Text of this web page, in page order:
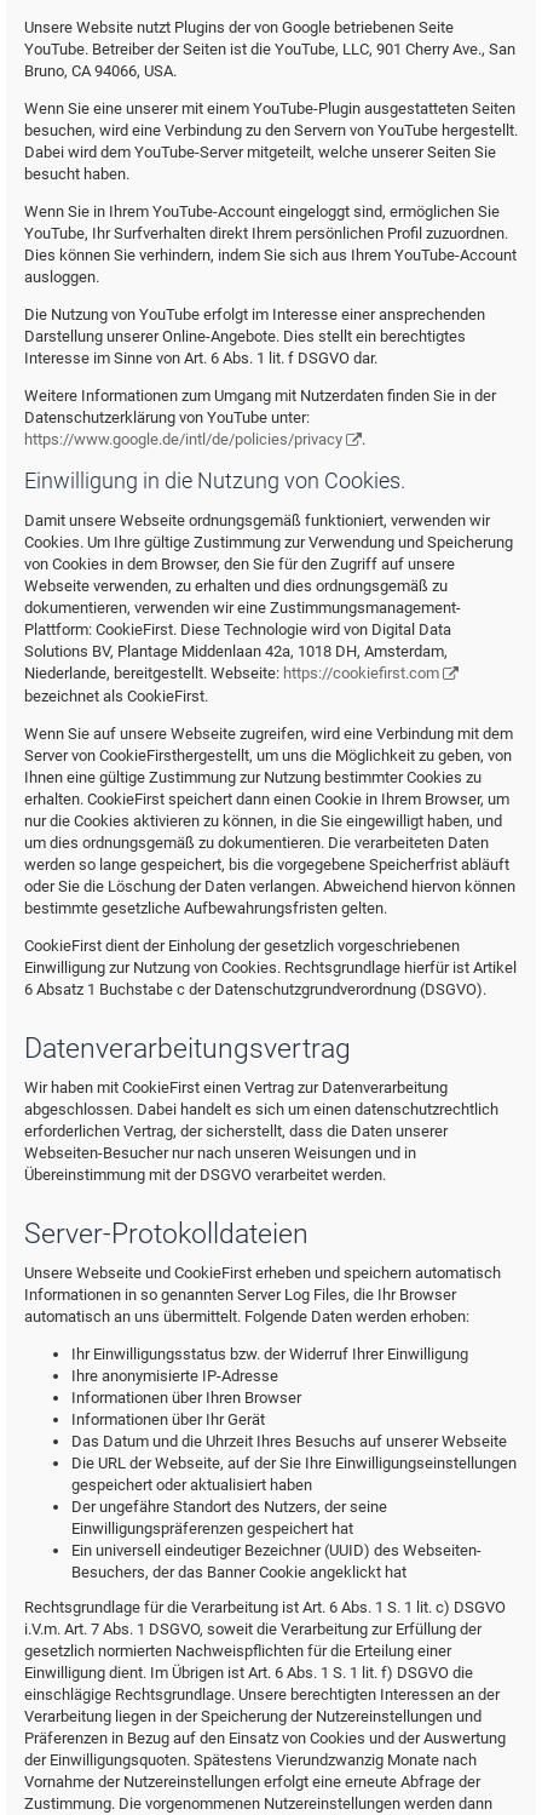
Unsere Website nutzt Plugins der von Google betriebenen Seite
YouTube. Betreiber der Seiten ist die YouTube, LLC, 901 Cherry Ave., San
Bruno, CA 94066, USA.
Wenn Sie eine unserer mit einem YouTube-Plugin ausgestatteten Seiten
besuchen, wird eine Verbindung zu den Servern von YouTube hergestellt.
Dabei wird dem YouTube-Server mitgeteilt, welche unserer Seiten Sie
besucht haben.
Wenn Sie in Ihrem YouTube-Account eingeloggt sind, ermöglichen Sie
YouTube, Ihr Surfverhalten direkt Ihrem persönlichen Profil zuzuordnen.
Dies können Sie verhindern, indem Sie sich aus Ihrem YouTube-Account
ausloggen.
Die Nutzung von YouTube erfolgt im Interesse einer ansprechenden
Darstellung unserer Online-Angebote. Dies stellt ein berechtigtes
Interesse im Sinne von Art. 6 Abs. 1 lit. f DSGVO dar.
Weitere Informationen zum Umgang mit Nutzerdaten finden Sie in der
Datenschutzerklärung von YouTube unter:
https://www.google.de/intl/de/policies/privacy
.
Einwilligung in die Nutzung von Cookies.
Damit unsere Webseite ordnungsgemäß funktioniert, verwenden wir
Cookies. Um Ihre gültige Zustimmung zur Verwendung und Speicherung
von Cookies in dem Browser, den Sie für den Zugriff auf unsere
Webseite verwenden, zu erhalten und dies ordnungsgemäß zu
dokumentieren, verwenden wir eine Zustimmungsmanagement-
Plattform: CookieFirst. Diese Technologie wird von Digital Data
Solutions BV, Plantage Middenlaan 42a, 1018 DH, Amsterdam,
Niederlande, bereitgestellt. Webseite: https://cookiefirst.com
bezeichnet als CookieFirst.
Wenn Sie auf unsere Webseite zugreifen, wird eine Verbindung mit dem
Server von CookieFirsthergestellt, um uns die Möglichkeit zu geben, von
Ihnen eine gültige Zustimmung zur Nutzung bestimmter Cookies zu
erhalten. CookieFirst speichert dann einen Cookie in Ihrem Browser, um
nur die Cookies aktivieren zu können, in die Sie eingewilligt haben, und
um dies ordnungsgemäß zu dokumentieren. Die verarbeiteten Daten
werden so lange gespeichert, bis die vorgegebene Speicherfrist abläuft
oder Sie die Löschung der Daten verlangen. Abweichend hiervon können
bestimmte gesetzliche Aufbewahrungsfristen gelten.
CookieFirst dient der Einholung der gesetzlich vorgeschriebenen
Einwilligung zur Nutzung von Cookies. Rechtsgrundlage hierfür ist Artikel
6 Absatz 1 Buchstabe c der Datenschutzgrundverordnung (DSGVO).
Datenverarbeitungsvertrag
Wir haben mit CookieFirst einen Vertrag zur Datenverarbeitung
abgeschlossen. Dabei handelt es sich um einen datenschutzrechtlich
erforderlichen Vertrag, der sicherstellt, dass die Daten unserer
Webseiten-Besucher nur nach unseren Weisungen und in
Übereinstimmung mit der DSGVO verarbeitet werden.
Server-Protokolldateien
Unsere Webseite und CookieFirst erheben und speichern automatisch
Informationen in so genannten Server Log Files, die Ihr Browser
automatisch an uns übermittelt. Folgende Daten werden erhoben:
Ihr Einwilligungsstatus bzw. der Widerruf Ihrer Einwilligung
Ihre anonymisierte IP-Adresse
Informationen über Ihren Browser
Informationen über Ihr Gerät
Das Datum und die Uhrzeit Ihres Besuchs auf unserer Webseite
Die URL der Webseite, auf der Sie Ihre Einwilligungseinstellungen
gespeichert oder aktualisiert haben
Der ungefähre Standort des Nutzers, der seine
Einwilligungspräferenzen gespeichert hat
Ein universell eindeutiger Bezeichner (UUID) des Webseiten-
Besuchers, der das Banner Cookie angeklickt hat
Rechtsgrundlage für die Verarbeitung ist Art. 6 Abs. 1 S. 1 lit. c) DSGVO
i.V.m. Art. 7 Abs. 1 DSGVO, soweit die Verarbeitung zur Erfüllung der
gesetzlich normierten Nachweispflichten für die Erteilung einer
Einwilligung dient. Im Übrigen ist Art. 6 Abs. 1 S. 1 lit. f) DSGVO die
einschlägige Rechtsgrundlage. Unsere berechtigten Interessen an der
Verarbeitung liegen in der Speicherung der Nutzereinstellungen und
Präferenzen in Bezug auf den Einsatz von Cookies und der Auswertung
der Einwilligungsquoten. Spätestens Vierundzwanzig Monate nach
Vornahme der Nutzereinstellungen erfolgt eine erneute Abfrage der
Zustimmung. Die vorgenommenen Nutzereinstellungen werden dann